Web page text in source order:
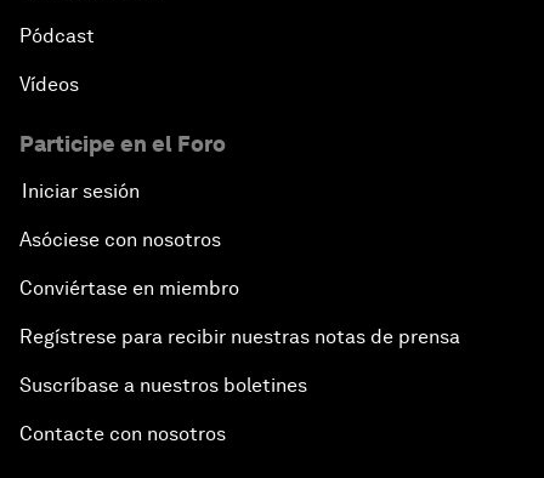
Pódcast
Vídeos
Participe en el Foro
Iniciar sesión
Asóciese con nosotros
Conviértase en miembro
Regístrese para recibir nuestras notas de prensa
Suscríbase a nuestros boletines
Contacte con nosotros